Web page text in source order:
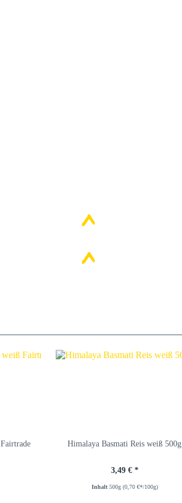
Himalaya Basmati Reis weiß 500g
3,49 € *
Inhalt 500g (0,70 €*/100g)